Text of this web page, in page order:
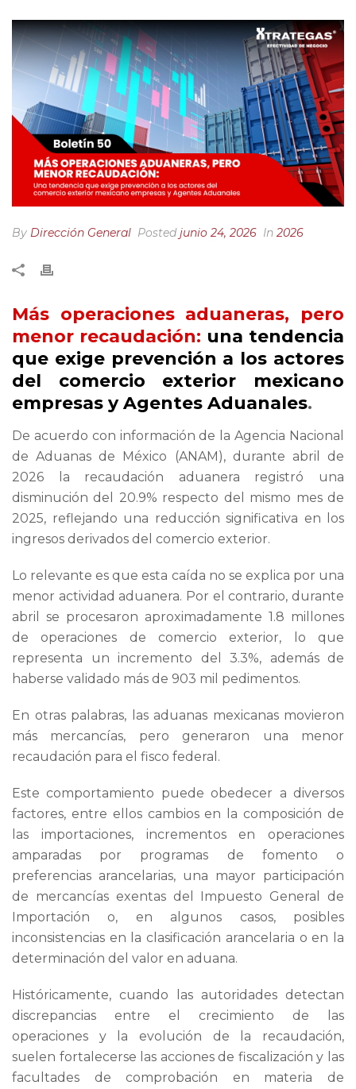
By Dirección General Postedjunio 24, 2026 In 2026
Más operaciones aduaneras, pero
menor recaudación: una tendencia
que exige prevención a los actores
del comercio exterior mexicano
empresas y Agentes Aduanales.
De acuerdo con información de la Agencia Nacional
de Aduanas de México (ANAM), durante abril de
2026 la recaudación aduanera registró una
disminución del 20.9% respecto del mismo mes de
2025, reflejando una reducción significativa en los
ingresos derivados del comercio exterior.
Lo relevante es que esta caída no se explica por una
menor actividad aduanera. Por el contrario, durante
abril se procesaron aproximadamente 1.8 millones
de operaciones de comercio exterior, lo que
representa un incremento del 3.3%, además de
haberse validado más de 903 mil pedimentos.
En otras palabras, las aduanas mexicanas movieron
más mercancías, pero generaron una menor
recaudación para el fisco federal.
Este comportamiento puede obedecer a diversos
factores, entre ellos cambios en la composición de
las importaciones, incrementos en operaciones
amparadas por programas de fomento o
preferencias arancelarias, una mayor participación
de mercancías exentas del Impuesto General de
Importación o, en algunos casos, posibles
inconsistencias en la clasificación arancelaria o en la
determinación del valor en aduana.
Históricamente, cuando las autoridades detectan
discrepancias entre el crecimiento de las
operaciones y la evolución de la recaudación,
suelen fortalecerse las acciones de fiscalización y las
facultades de comprobación en materia de